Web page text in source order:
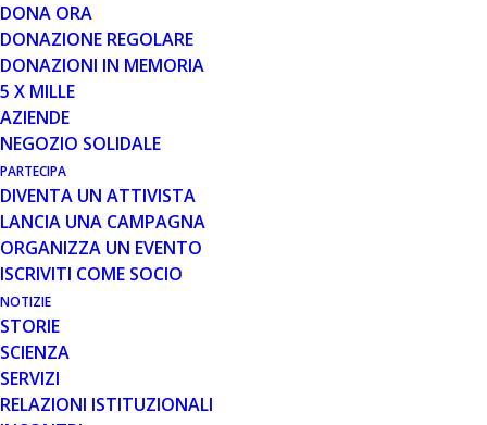
DONA ORA
DONAZIONE REGOLARE
DONAZIONI IN MEMORIA
5 X MILLE
AZIENDE
NEGOZIO SOLIDALE
PARTECIPA
DIVENTA UN ATTIVISTA
LANCIA UNA CAMPAGNA
ORGANIZZA UN EVENTO
ISCRIVITI COME SOCIO
NOTIZIE
STORIE
SCIENZA
SERVIZI
RELAZIONI ISTITUZIONALI
AREA SCIENZA PP
26 APR 2022
INIBIZIONE DEL FATTORE DI
TRASCRIZIONE NFIX FARMACO-
MEDIATA COME NUOVA TERAPIA
PER LA DISTROFIA MUSCOLARE
DI DUCHENNE - REPORT FINALE